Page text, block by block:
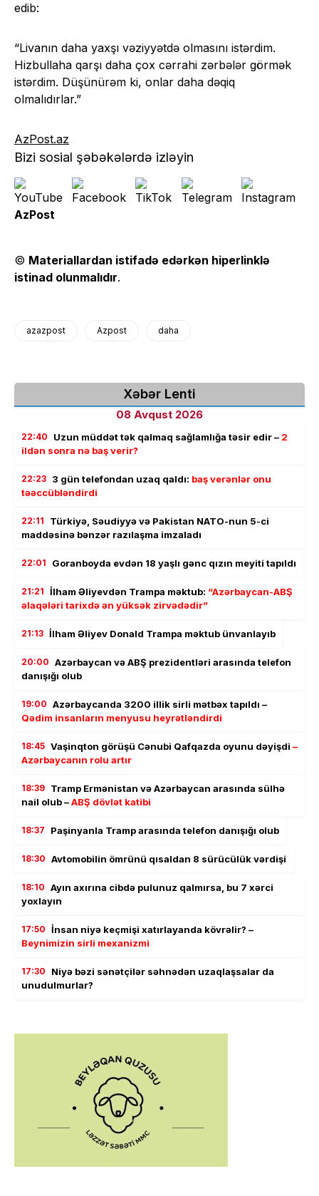
edib:
“Livanın daha yaxşı vəziyyətdə olmasını istərdim.
Hizbullaha qarşı daha çox cərrahi zərbələr görmək
istərdim. Düşünürəm ki, onlar daha dəqiq
olmalıdırlar.”
AzPost.az
Bizi sosial şəbəkələrdə izləyin
AzPost
© Materiallardan istifadə edərkən hiperlinklə
istinad olunmalıdır.
azazpost Azpost daha
Xəbər Lenti
08 Avqust 2026
22:40 Uzun müddət tək qalmaq sağlamlığa təsir edir – 2
ildən sonra nə baş verir?
22:23 3 gün telefondan uzaq qaldı: baş verənlər onu
təəccübləndirdi
22:11
Türkiyə, Səudiyyə və Pakistan NATO-nun 5-ci
maddəsinə bənzər razılaşma imzaladı
22:01 Goranboyda evdən 18 yaşlı gənc qızın meyiti tapıldı
21:21 İlham Əliyevdən Trampa məktub: “Azərbaycan-ABŞ
əlaqələri tarixdə ən yüksək zirvədədir”
21:13 İlham Əliyev Donald Trampa məktub ünvanlayıb
20:00 Azərbaycan və ABŞ prezidentləri arasında telefon
danışığı olub
19:00 Azərbaycanda 3200 illik sirli mətbəx tapıldı –
Qədim insanların menyusu heyrətləndirdi
18:45 Vaşinqton görüşü Cənubi Qafqazda oyunu dəyişdi –
Azərbaycanın rolu artır
18:39 Tramp Ermənistan və Azərbaycan arasında sülhə
nail olub –ABŞ dövlət katibi
18:37 Paşinyanla Tramp arasında telefon danışığı olub
18:30 Avtomobilin ömrünü qısaldan 8 sürücülük vərdişi
18:10 Ayın axırına cibdə pulunuz qalmırsa, bu 7 xərci
yoxlayın
17:50 İnsan niyə keçmişi xatırlayanda kövrəlir? –
Beynimizin sirli mexanizmi
17:30
Niyə bəzi sənətçilər səhnədən uzaqlaşsalar da
unudulmurlar?